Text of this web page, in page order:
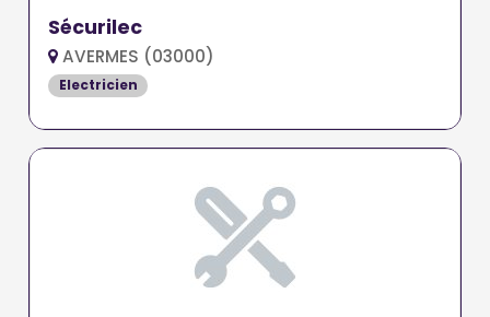
Sécurilec
AVERMES (03000)
Electricien